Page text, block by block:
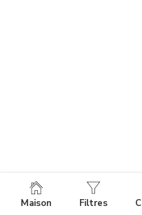
Maison Filtres